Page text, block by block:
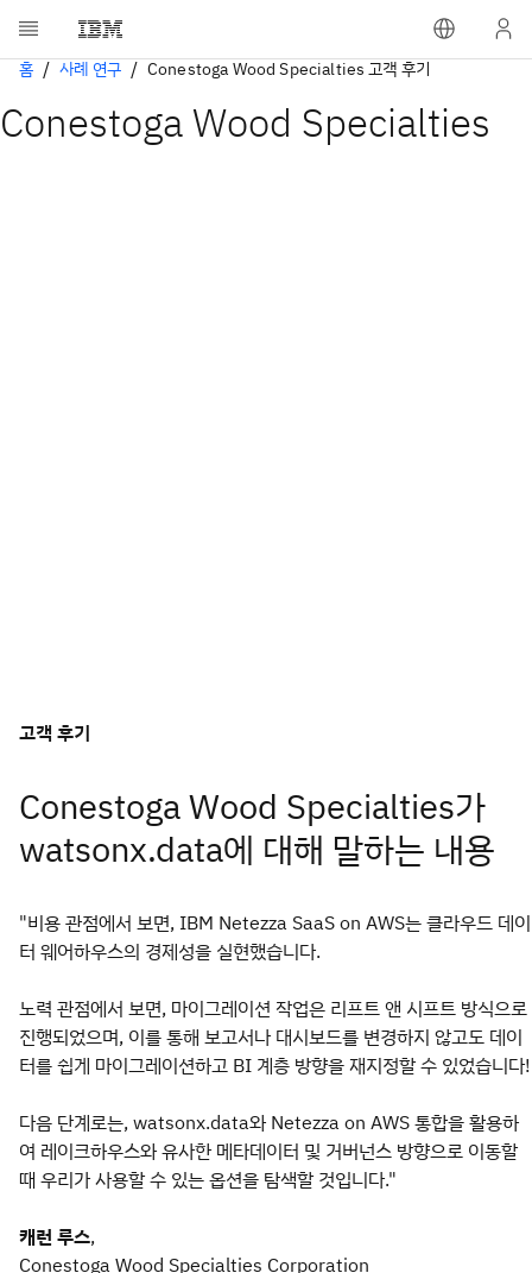
홈 사례 연구 Conestoga Wood Specialties 고객 후기
Conestoga Wood Specialties
고객 후기
Conestoga Wood Specialties가
watsonx.data에 대해 말하는 내용
"비용 관점에서 보면, IBM Netezza SaaS on AWS는 클라우드 데이
터 웨어하우스의 경제성을 실현했습니다.
노력 관점에서 보면, 마이그레이션 작업은 리프트 앤 시프트 방식으로
진행되었으며, 이를 통해 보고서나 대시보드를 변경하지 않고도 데이
터를 쉽게 마이그레이션하고 BI 계층 방향을 재지정할 수 있었습니다!
다음 단계로는, watsonx.data와 Netezza on AWS 통합을 활용하
여 레이크하우스와 유사한 메타데이터 및 거버넌스 방향으로 이동할
때 우리가 사용할 수 있는 옵션을 탐색할 것입니다."
캐런 루스,
Conestoga Wood Specialties Corporation